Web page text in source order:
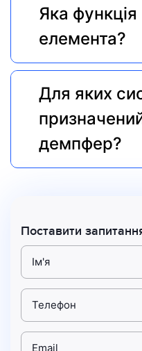
Яка функція
елемента?
Для яких
демпфер?
Поставити